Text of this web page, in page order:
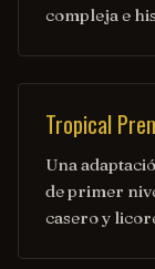
compleja e
Tropical
Una
de primer
casero y